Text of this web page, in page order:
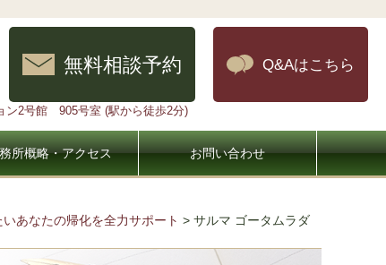
無料相談予約 Q&Aはこちら
ン2号館 905号室 (駅から徒歩2分)
所概略・アクセス お問い合わせ
あなたの帰化を全力サポート > サルマ ゴータムラダ